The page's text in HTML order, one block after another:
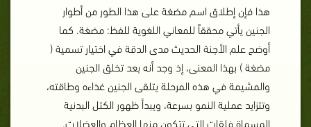
هذا فإن إطلاق اسم مضغة على هذا الطور من أطوار
الجنين يأتي محققاً للمعاني اللغوية للفظ: مضغة. كما
أوضح علم الأجنة الحديث مدى الدقة في اختيار تسمية (
مضغة ) بهذا المعنى، إذ وجد أنه بعد تخلق الجنين
والمشيمة في هذه المرحلة يتلقى الجنين غذاءه وطاقته،
وتتزايد عملية النمو بسرعة، ويبدأ ظهور الكتل البدنية
المسماة فلقات التي تتكون منها العظام والعضلات.